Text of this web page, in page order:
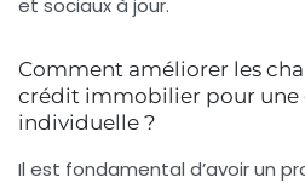
et sociaux à jour.
Comment améliorer les
crédit immobilier pour une
individuelle ?
Il est fondamental d’avoir un